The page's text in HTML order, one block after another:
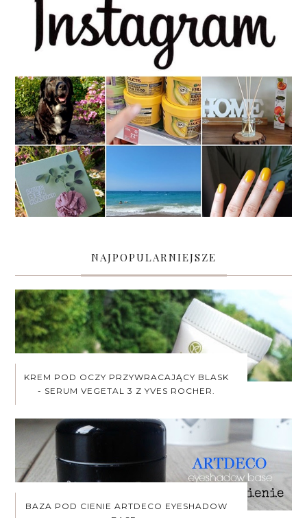
NAJPOPULARNIEJSZE
KREM POD OCZY PRZYWRACAJĄCY BLASK
- SERUM VEGETAL 3 Z YVES ROCHER.
BAZA POD CIENIE ARTDECO EYESHADOW